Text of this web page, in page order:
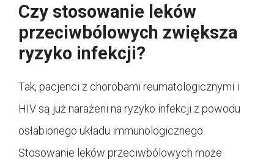
Czy stosowanie leków
przeciwbólowych zwiększa
ryzyko infekcji?
Tak, pacjenci z chorobami reumatologicznymi i
HIV są już narażeni na ryzyko infekcji z powodu
osłabionego układu immunologicznego.
Stosowanie leków przeciwbólowych może